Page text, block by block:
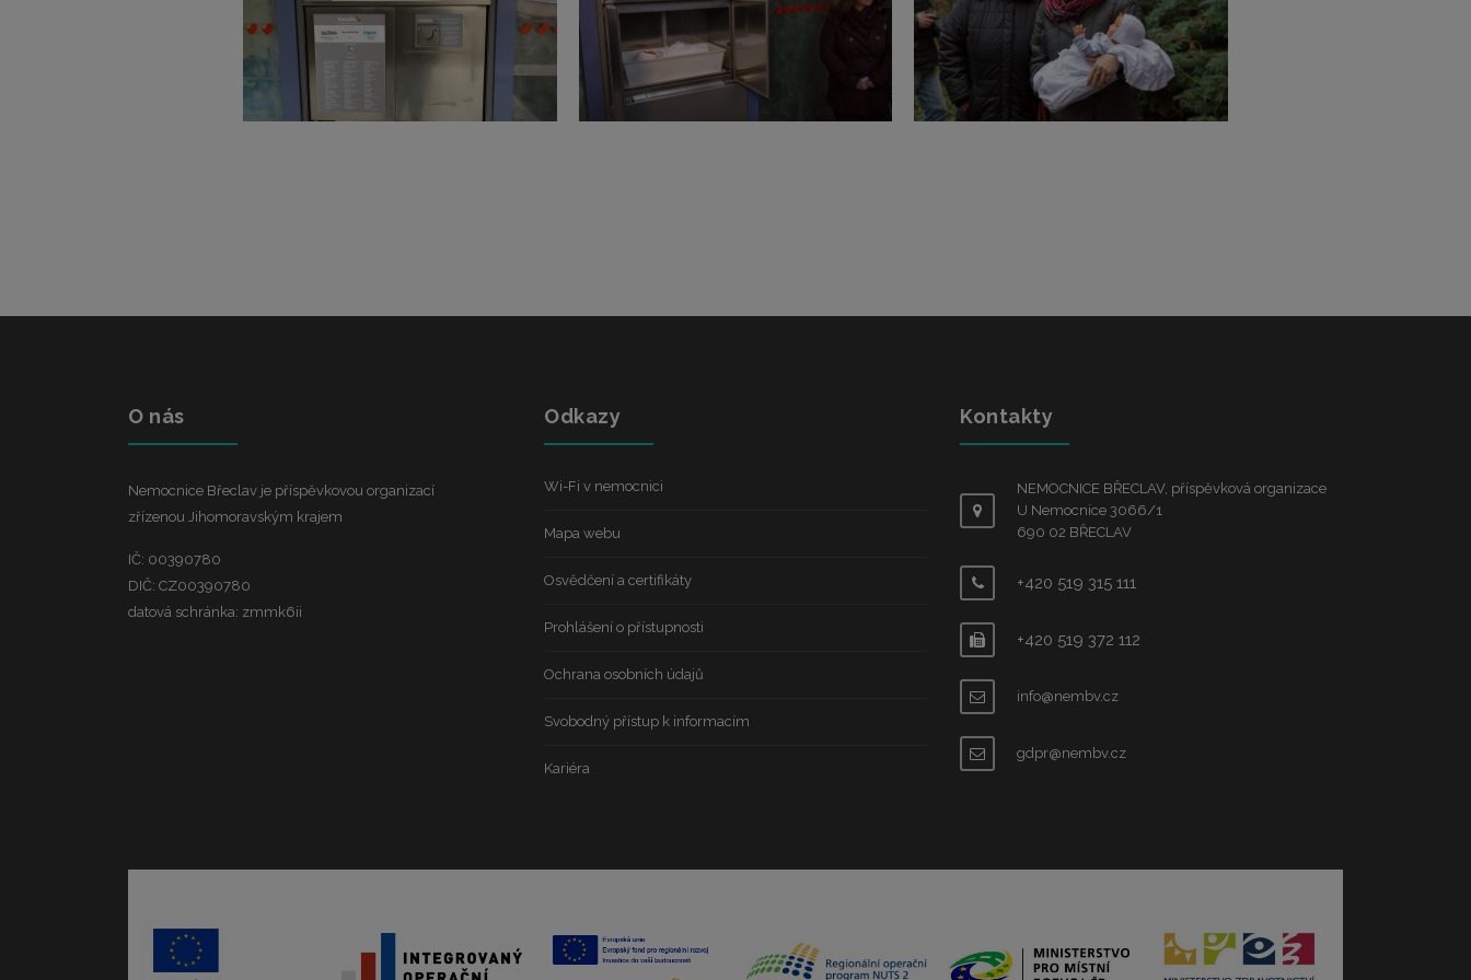
O nás
Nemocnice Břeclav je příspěvkovou organizací
zřízenou Jihomoravským krajem
IČ: 00390780
DIČ: CZ00390780
datová schránka: zmmk6ii
Odkazy
Wi-Fi v nemocnici
Mapa webu
Osvědčení a certifikáty
Prohlášení o přístupnosti
Ochrana osobních údajů
Svobodný přístup k informacím
Kariéra
Kontakty
NEMOCNICE BŘECLAV, příspěvková organizace
U Nemocnice 3066/1
690 02 BŘECLAV
+420 519 315 111
+420 519 372 112
info@nembv.cz
gdpr@nembv.cz